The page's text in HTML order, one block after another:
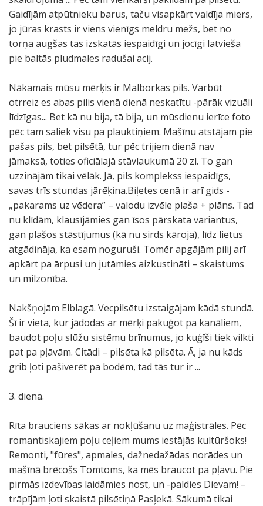
Gaidījām atpūtnieku barus, taču visapkārt valdīja miers,
jo jūras krasts ir viens vienīgs meldru mežs, bet no
torņa augšas tas izskatās iespaidīgi un jocīgi latvieša
pie baltās pludmales radušai acij.
Nākamais mūsu mērķis ir Malborkas pils. Varbūt
otrreiz es abas pilis vienā dienā neskatītu -pārāk vizuāli
līdzīgas... Bet kā nu bija, tā bija, un mūsdienu ierīce foto
pēc tam saliek visu pa plauktiņiem. Mašīnu atstājam pie
pašas pils, bet pilsētā, tur pēc trijiem dienā nav
jāmaksā, toties oficiālajā stāvlaukumā 20 zl. To gan
uzzinājām tikai vēlāk. Jā, pils komplekss iespaidīgs,
savas trīs stundas jārēķina.Biļetes cenā ir arī gids -
„pakarams uz vēdera” – valodu izvēle plaša + plāns. Tad
nu klīdām, klausījāmies gan īsos pārskata variantus,
gan plašos stāstījumus (kā nu sirds kāroja), līdz lietus
atgādināja, ka esam noguruši. Tomēr apgājām pilij arī
apkārt pa ārpusi un jutāmies aizkustināti – skaistums
un milzonība.
Nakšņojām Elblagā. Vecpilsētu izstaigājam kādā stundā.
Šī ir vieta, kur jādodas ar mērķi pakuģot pa kanāliem,
baudot poļu slūžu sistēmu brīnumus, jo kuģīši tiek vilkti
pat pa pļāvām. Citādi – pilsēta kā pilsēta. Ā, ja nu kāds
grib ļoti pašiverēt pa bodēm, tad tās tur ir ...
3. diena.
Rīta brauciens sākas ar nokļūšanu uz maģistrāles. Pēc
romantiskajiem poļu ceļiem mums iestājās kultūršoks!
Remonti, "fūres", apmales, dažnedažādas norādes un
mašīnā brēcošs Tomtoms, ka mēs braucot pa pļavu. Pie
pirmās izdevības laidāmies nost, un -paldies Dievam! –
trāpījām ļoti skaistā pilsētiņā Pasļekā. Sākumā tikai